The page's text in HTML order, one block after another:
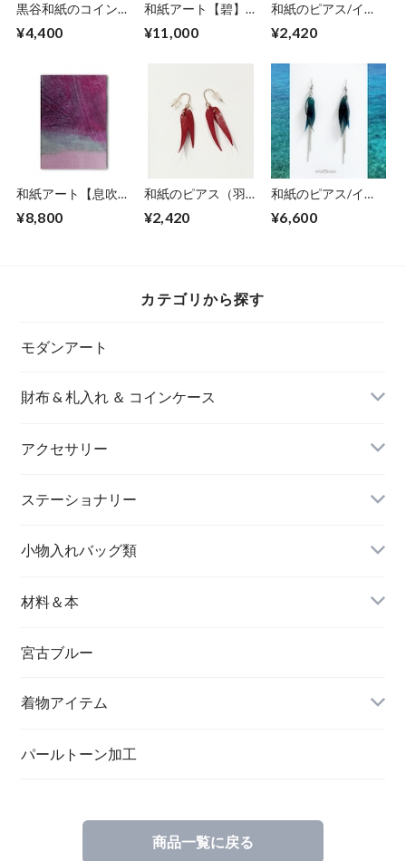
黒谷和紙のコインケ
¥4,400
和紙アート【碧】
¥11,000
和紙のピアス/イヤ
アブルー】S
¥2,420
和紙アート【息吹】
¥8,800
和紙のピアス（羽）
¥2,420
和紙のピアス/イヤ
M
¥6,600
カテゴリから探す
モダンアート
財布 & 札入れ ＆ コインケース
長財布
アクセサリー
イヤリング＆ピアス
バングル＆ブレスレット
ペンダント
ブローチ
ステーショナリー
名刺入れ
メッセージカード
一筆箋
小物入れバッグ類
バッグ
材料＆本
ハンドメイドキット
宮古ブルー
着物アイテム
パールトーン加工
商品一覧に戻る